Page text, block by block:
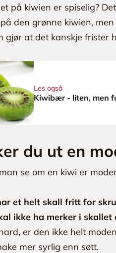
på kiwien er spiselig?
den grønne kiwien,
gjør at det kanskje frister
Les også
Kiwibær - liten, men
du ut en
se om en kiwi er
et helt skall fritt for
ikke ha merker i
er den ikke helt
mer syrlig enn søtt.